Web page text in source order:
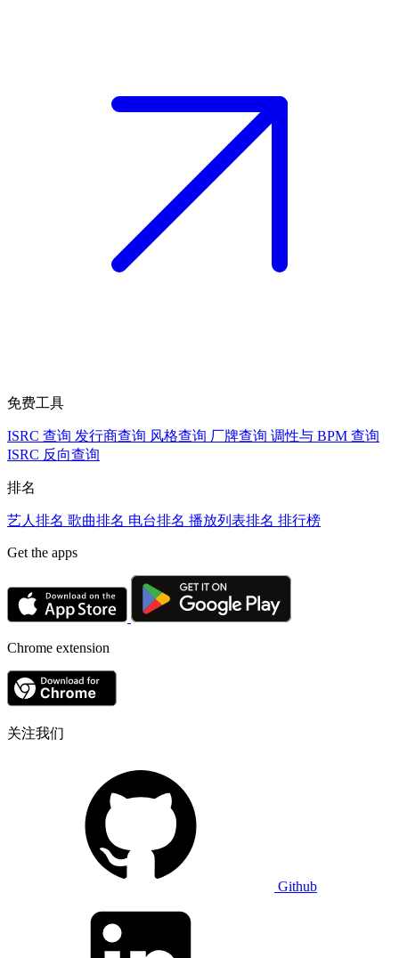
免费工具
ISRC 查询 发行商查询 风格查询 厂牌查询 调性与 BPM 查询
ISRC 反向查询
排名
艺人排名 歌曲排名 电台排名 播放列表排名 排行榜
Get the apps
Chrome extension
关注我们
Github